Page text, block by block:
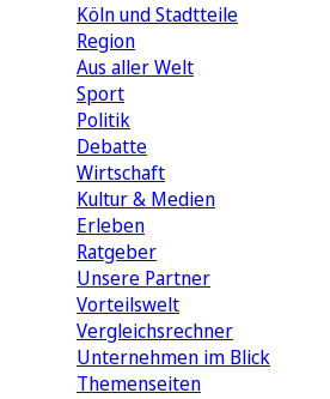
Köln und Stadtteile
Region
Aus aller Welt
Sport
Politik
Debatte
Wirtschaft
Kultur & Medien
Erleben
Ratgeber
Unsere Partner
Vorteilswelt
Vergleichsrechner
Unternehmen im Blick
Themenseiten